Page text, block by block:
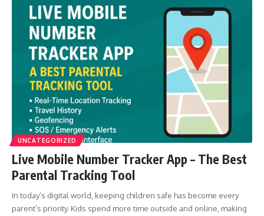
UNCATEGORIZED
Live Mobile Number Tracker App – The Best
Parental Tracking Tool
In today’s digital world, keeping children safe has become every
parent’s priority. Kids spend more time outside and online, making